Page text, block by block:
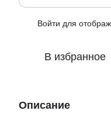
Войти для
В избранное
Описание